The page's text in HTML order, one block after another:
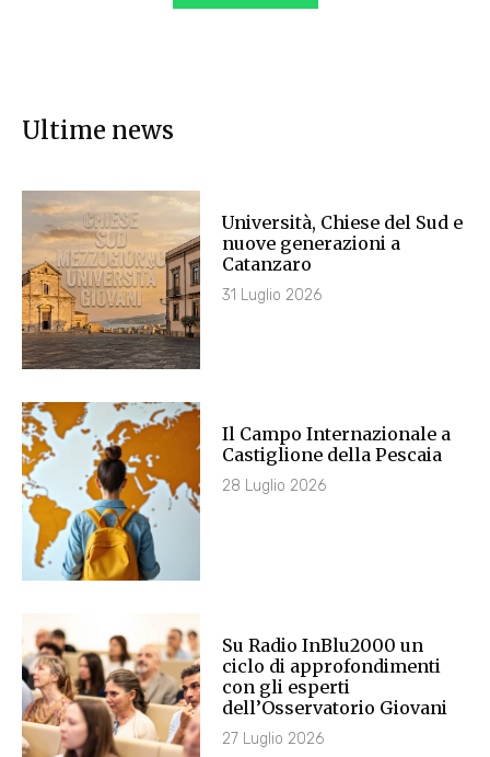
Ultime news
Università, Chiese del Sud e
nuove generazioni a
Catanzaro
31 Luglio 2026
Il Campo Internazionale a
Castiglione della Pescaia
28 Luglio 2026
Su Radio InBlu2000 un
ciclo di approfondimenti
con gli esperti
dell’Osservatorio Giovani
27 Luglio 2026